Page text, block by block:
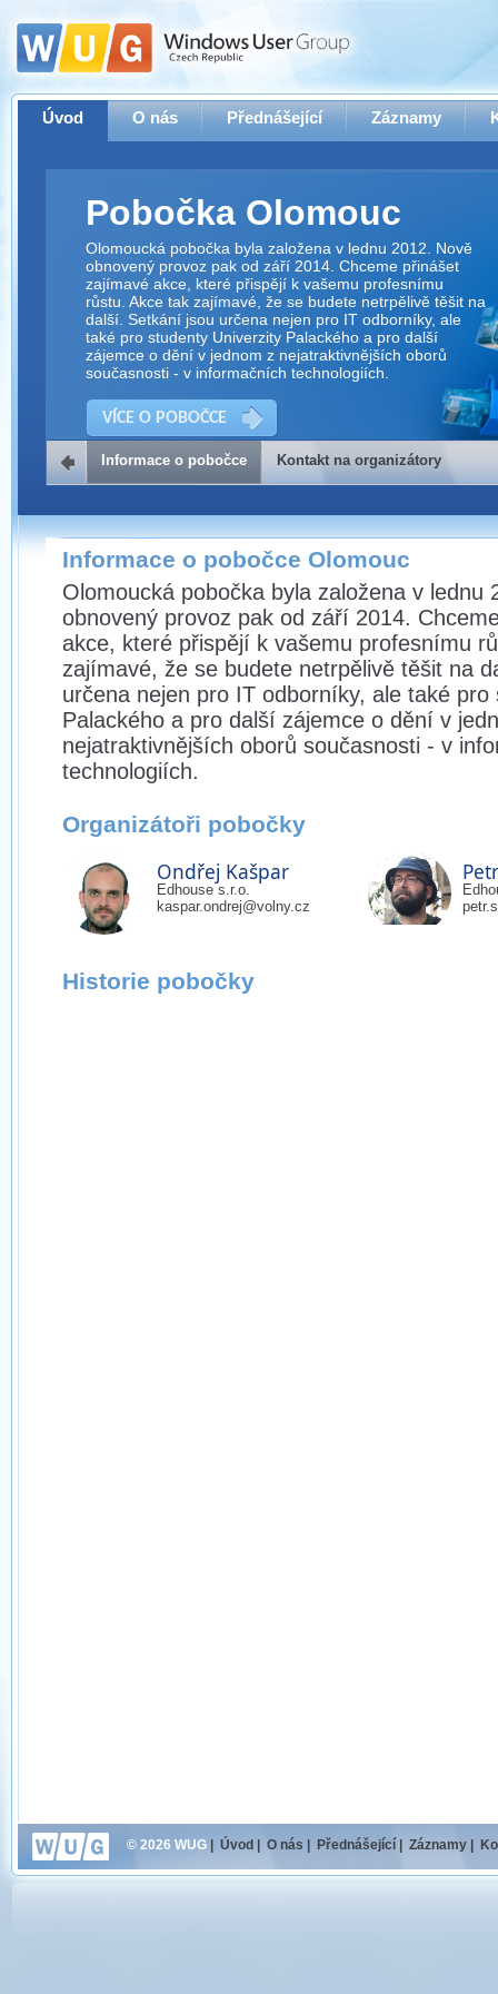
Úvod O nás Přednášející Záznamy
Pobočka Olomouc
Olomoucká pobočka byla založena v lednu 2012. Nově
obnovený provoz pak od září 2014. Chceme přinášet
zajímavé akce, které přispějí k vašemu profesnímu
růstu. Akce tak zajímavé, že se budete netrpělivě těšit na
další. Setkání jsou určena nejen pro IT odborníky, ale
také pro studenty Univerzity Palackého a pro další
zájemce o dění v jednom z nejatraktivnějších oborů
současnosti - v informačních technologiích.
VÍCE O POBOČCE
Kontakt na organizátory
Pokud máte jakýkoliv dotaz na organizátory této
pobočky, prosím neváhejte nás kontaktovat na e-mailu:
olomouc@wug.cz
Informace o pobočce Kontakt na organizátory
Informace o pobočce Olomouc
Olomoucká pobočka byla založena v lednu
obnovený provoz pak od září 2014.
akce, které přispějí k vašemu profesnímu
zajímavé, že se budete netrpělivě těšit na
určena nejen pro IT odborníky, ale také pro
Palackého a pro další zájemce o dění v
nejatraktivnějších oborů současnosti - v
technologiích.
Organizátoři pobočky
Ondřej Kašpar
Edhouse s.r.o.
kaspar.ondrej@volny.cz
Historie pobočky
© 2026 WUG Úvod O nás Přednášející Záznamy